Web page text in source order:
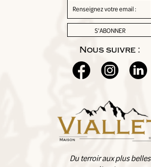
Du terroir aux plus belles
Nous suivre :